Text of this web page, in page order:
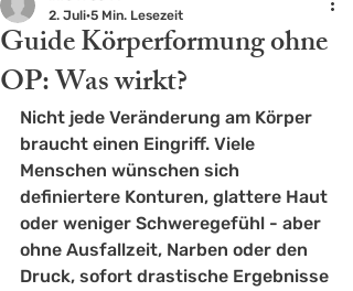
Guide Körperformung ohne
OP: Was wirkt?
2. Juli 5 Min. Lesezeit
Nicht jede Veränderung am Körper
braucht einen Eingriff. Viele
Menschen wünschen sich
definiertere Konturen, glattere Haut
oder weniger Schweregefühl - aber
ohne Ausfallzeit, Narben oder den
Druck, sofort drastische Ergebnisse